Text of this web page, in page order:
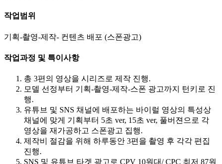
작업범위
기획-촬영-제작- 컨텐츠 배포 (스폰광고)
작업과정 및 특이사항
총 3편의 영상을 시리즈로 제작 진행.
모델 선정부터 기획-촬영-제작-스폰 광고까지 턴키로 진
행.
유튜브 및 SNS 채널에 배포하는 바이럴 영상의 특성상
채널에 맞게 기획부터 5초 ver, 15초 ver, 풀버젼으로 각
영상을 재가공하고 스폰광고 집행.
제작비 절감을 위해 하루동안 3편을 촬영 후 각각 편집
진행.
SNS 및 유튜브 타겟 광고로 CPV 10원대/ CPC 최저 87원